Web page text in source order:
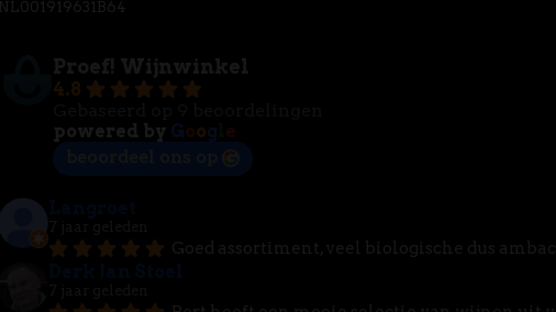
NL001919631B64
4.8
powered by
o